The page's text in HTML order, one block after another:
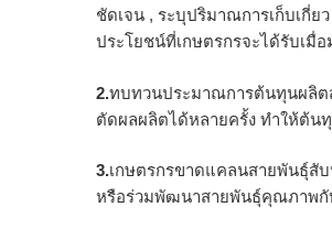
ชัดเจน , ระบุปริมาณการเก็บเกี่
ประโยชน์ที่เกษตรกรจะได้รับเมื่
2.ทบทวนประมาณการต้นทุนผลิตสั
ตัดผลผลิตได้หลายครั้ง ทำให้ต้น
3.เกษตรกรขาดแคลนสายพันธุ์สั
หรือร่วมพัฒนาสายพันธุ์คุณภาพกั